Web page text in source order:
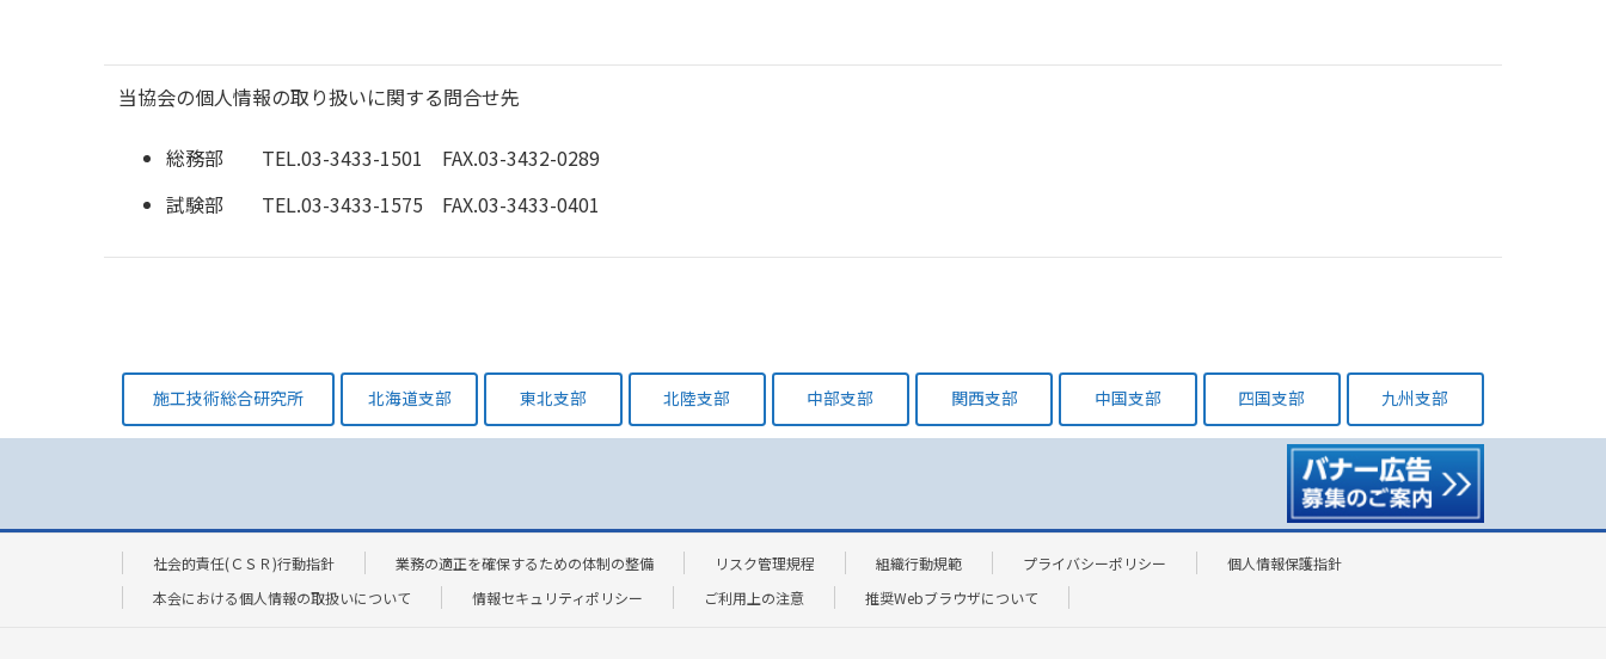
当協会の個人情報の取り扱いに関する問合せ先
総務部 TEL.03-3433-1501 FAX.03-3432-0289
試験部 TEL.03-3433-1575 FAX.03-3433-0401
施工技術総合研究所 北海道支部 東北支部 北陸支部 中部支部 関西支部 中国支部 四国支部 九州支部
社会的責任(ＣＳＲ)行動指針 業務の適正を確保するための体制の整備 リスク管理規程 組織行動規範 プライバシーポリシー
個人情報保護指針
本会における個人情報の取扱いについて
情報セキュリティポリシー ご利用上の注意 推奨Webブラウザについて